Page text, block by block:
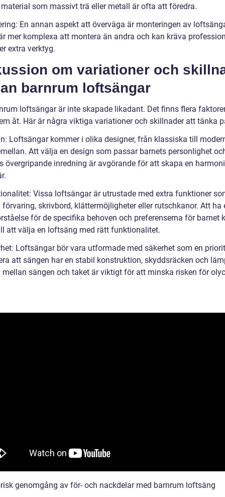
som massivt trä eller metall är ofta att föredra.
En annan aspekt att överväga är monteringen av
mer komplexa att montera än andra och kan kräva
extra verktyg.
om variationer och
barnrum loftsängar
loftsängar är inte skapade likadant. Det finns flera
åt. Här är några viktiga variationer och skillnader att tänka
Loftsängar kommer i olika designer, från klassiska till
Att välja en design som passar barnets personlighet
övergripande inredning är avgörande för att skapa en
Vissa loftsängar är utrustade med extra funktioner
skrivbord, klättermöjligheter eller rutschkanor. Att ha
för de specifika behoven och preferenserna för barnet
att välja en loftsäng med rätt funktionalitet.
Loftsängar bör vara utformade med säkerhet som en
att sängen har en stabil konstruktion, skyddsräcken och
mellan sängen och taket är viktigt för att minska risken för
genomgång av för- och nackdelar med barnrum loftsäng